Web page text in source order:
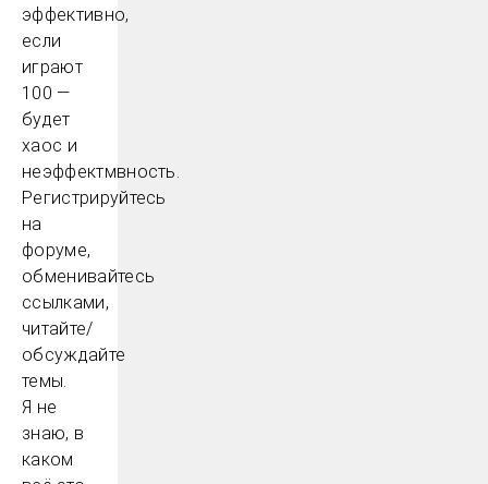
эффективно,
если
играют
100 —
будет
хаос и
неэффектмвность.
Регистрируйтесь
на
форуме,
обменивайтесь
ссылками,
читайте/
обсуждайте
темы.
Я не
знаю, в
каком